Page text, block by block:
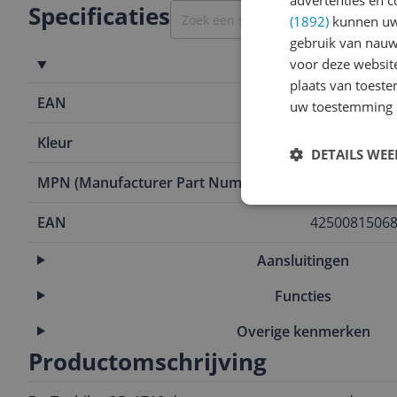
Specificaties
Productinformatie
EAN
Kleur
MPN (Manufacturer Part Number)
EAN
Aansluitingen
Functies
Overige kenmerken
Productomschrijving
(1892) kunnen
gebruik van
voor deze
plaats van
uw
DETAILS